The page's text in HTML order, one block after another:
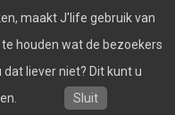
maakt J'life gebruik van
houden wat de bezoekers
liever niet? Dit kunt u
Sluit